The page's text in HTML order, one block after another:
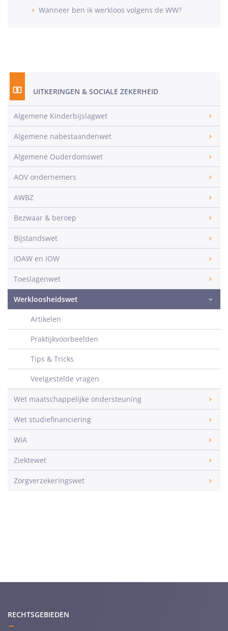
Wanneer ben ik werkloos volgens de WW?
UITKERINGEN & SOCIALE ZEKERHEID
Algemene Kinderbijslagwet
Algemene nabestaandenwet
Algemene Ouderdomswet
AOV ondernemers
AWBZ
Bezwaar & beroep
Bijstandswet
IOAW en IOW
Toeslagenwet
Werkloosheidswet
Artikelen
Praktijkvoorbeelden
Tips & Tricks
Veelgestelde vragen
Wet maatschappelijke ondersteuning
Wet studiefinanciering
WIA
Ziektewet
Zorgverzekeringswet
RECHTSGEBIEDEN